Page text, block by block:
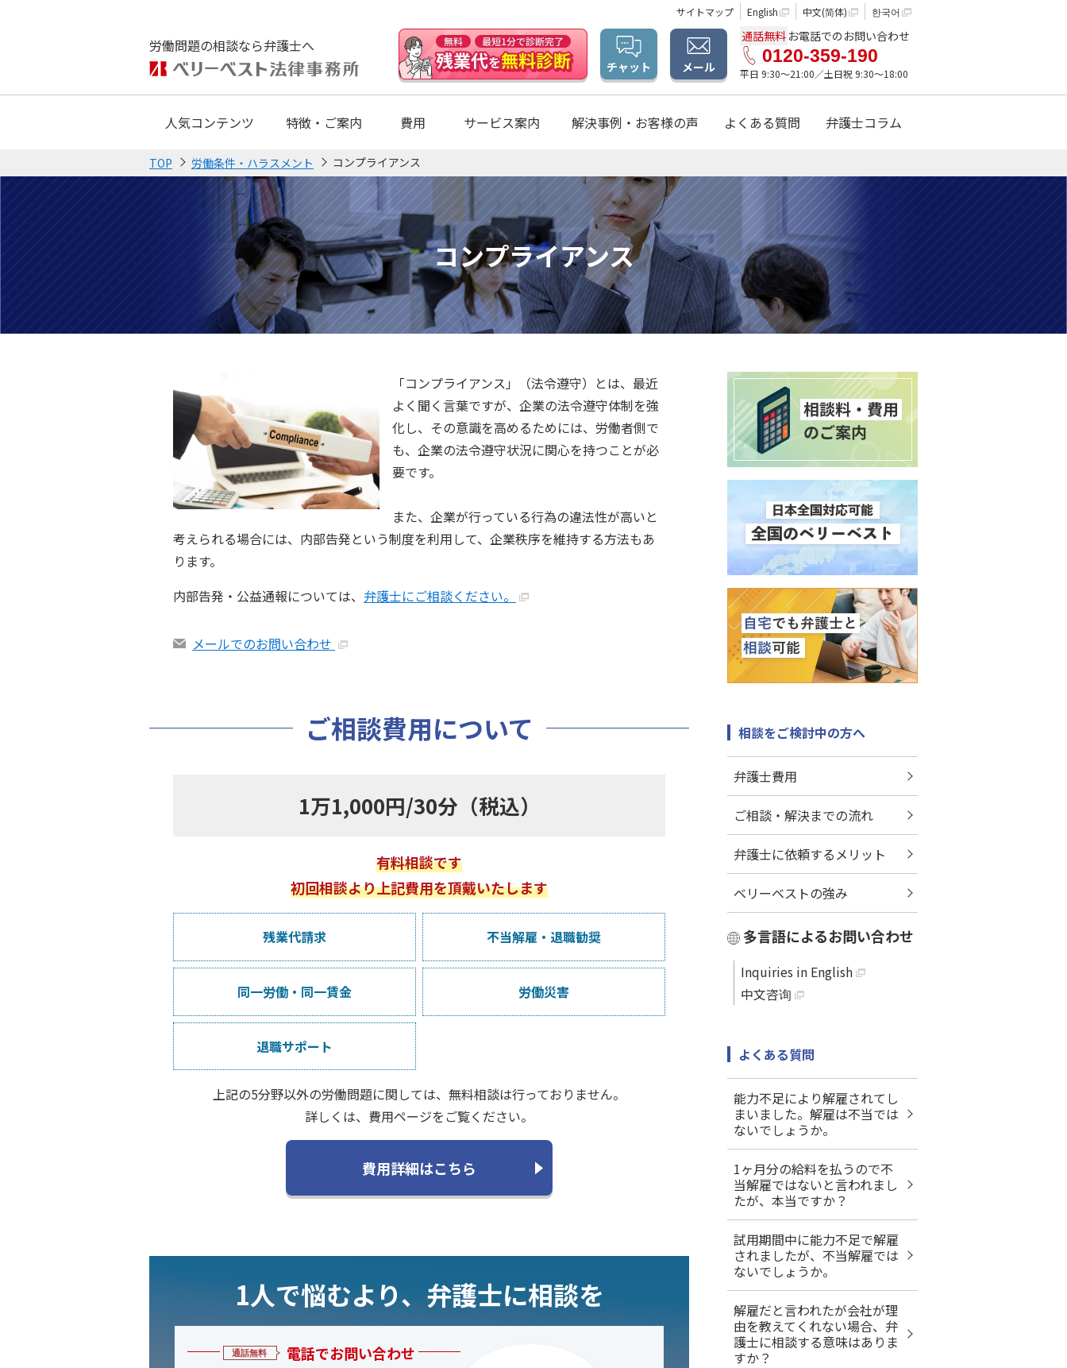
サイトマップ English 中文(简体) 한국어
労働問題の相談なら弁護士へ
チャット メール
通話無料 お電話でのお問い合わせ
0120-359-190
平日 9:30〜21:00／土日祝 9:30〜18:00
人気コンテンツ 特徴・ご案内 費用 サービス案内 解決事例・お客様の声 よくある質問 弁護士コラム
TOP 労働条件・ハラスメント コンプライアンス
コンプライアンス
「コンプライアンス」（法令遵守）とは、最近
よく聞く言葉ですが、企業の法令遵守体制を強
化し、その意識を高めるためには、労働者側で
も、企業の法令遵守状況に関心を持つことが必
要です。
また、企業が行っている行為の違法性が高いと
考えられる場合には、内部告発という制度を利用して、企業秩序を維持する方法もあ
ります。
内部告発・公益通報については、 弁護士にご相談ください。
メールでのお問い合わせ
ご相談費用について
1万1,000円/30分（税込）
有料相談です
初回相談より上記費用を頂戴いたします
残業代請求 不当解雇・ 退職勧奨
同一労働・ 同一賃金 労働災害
退職サポート
上記の5分野以外の労働問題に関しては、無料相談は行っておりません。
詳しくは、費用ページをご覧ください。
費用詳細はこちら
1人で悩むより、弁護士に相談を
電話でお問い合わせ
相談をご検討中の方へ
弁護士費用
ご相談・解決までの流れ
弁護士に依頼するメリット
ベリーベストの強み
多言語によるお問い合わせ
Inquiries in English
中文咨询
よくある質問
能力不足により解雇されてし
まいました。解雇は不当では
ないでしょうか。
1ヶ月分の給料を払うので不
当解雇ではないと言われまし
たが、本当ですか？
試用期間中に能力不足で解雇
されましたが、不当解雇では
ないでしょうか。
解雇だと言われたが会社が理
由を教えてくれない場合、弁
護士に相談する意味はありま
すか？